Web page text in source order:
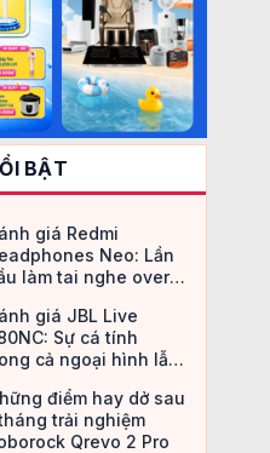
BẬT
giá Redmi
Neo: Lần
làm tai nghe over-
toàngiá JBL Live
Sự cá tính
cả ngoại hình lẫn
điểm hay dở sau
trải nghiệm
Qrevo 2 Pro